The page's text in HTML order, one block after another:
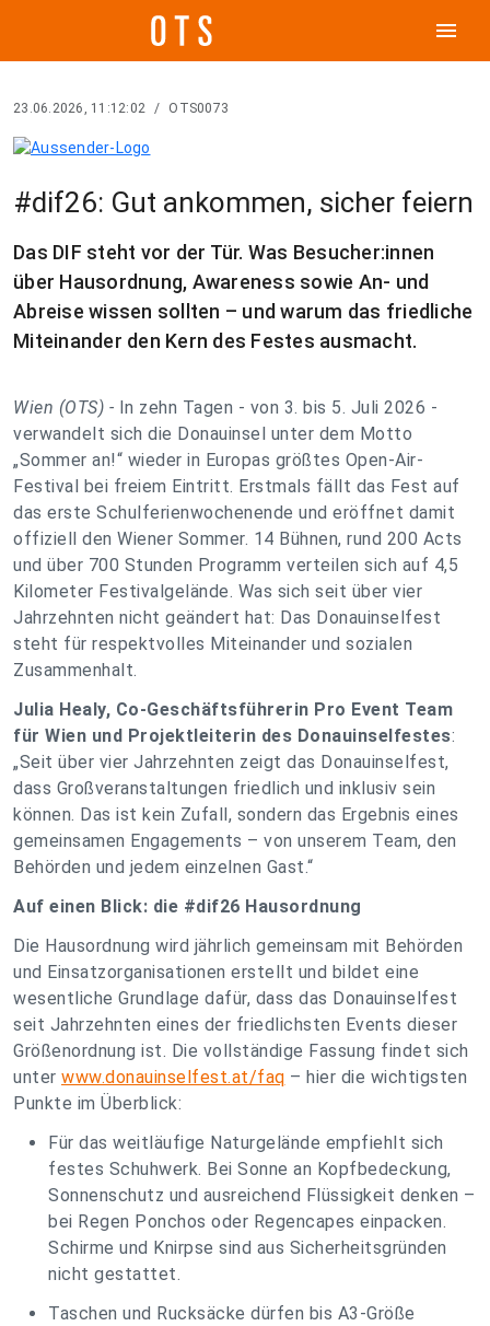
menu
23.06.2026, 11:12:02 / OTS0073
#dif26: Gut ankommen, sicher feiern
Das DIF steht vor der Tür. Was Besucher:innen
über Hausordnung, Awareness sowie An- und
Abreise wissen sollten – und warum das friedliche
Miteinander den Kern des Festes ausmacht.
Wien (OTS) - In zehn Tagen - von 3. bis 5. Juli 2026 -
verwandelt sich die Donauinsel unter dem Motto
„Sommer an!“ wieder in Europas größtes Open-Air-
Festival bei freiem Eintritt. Erstmals fällt das Fest auf
das erste Schulferienwochenende und eröffnet damit
offiziell den Wiener Sommer. 14 Bühnen, rund 200 Acts
und über 700 Stunden Programm verteilen sich auf 4,5
Kilometer Festivalgelände. Was sich seit über vier
Jahrzehnten nicht geändert hat: Das Donauinselfest
steht für respektvolles Miteinander und sozialen
Zusammenhalt.
Julia Healy, Co-Geschäftsführerin Pro Event Team
für Wien und Projektleiterin des Donauinselfestes:
„Seit über vier Jahrzehnten zeigt das Donauinselfest,
dass Großveranstaltungen friedlich und inklusiv sein
können. Das ist kein Zufall, sondern das Ergebnis eines
gemeinsamen Engagements – von unserem Team, den
Behörden und jedem einzelnen Gast.“
Auf einen Blick: die #dif26 Hausordnung
Die Hausordnung wird jährlich gemeinsam mit Behörden
und Einsatzorganisationen erstellt und bildet eine
wesentliche Grundlage dafür, dass das Donauinselfest
seit Jahrzehnten eines der friedlichsten Events dieser
Größenordnung ist. Die vollständige Fassung findet sich
unter www.donauinselfest.at/faq – hier die wichtigsten
Punkte im Überblick:
Für das weitläufige Naturgelände empfiehlt sich
festes Schuhwerk. Bei Sonne an Kopfbedeckung,
Sonnenschutz und ausreichend Flüssigkeit denken –
bei Regen Ponchos oder Regencapes einpacken.
Schirme und Knirpse sind aus Sicherheitsgründen
nicht gestattet.
Taschen und Rucksäcke dürfen bis A3-Größe